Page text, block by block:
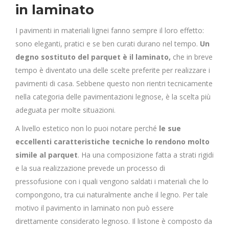
in laminato
I pavimenti in materiali lignei fanno sempre il loro effetto:
sono eleganti, pratici e se ben curati durano nel tempo. Un
degno sostituto del parquet è il laminato, che in breve
tempo è diventato una delle scelte preferite per realizzare i
pavimenti di casa. Sebbene questo non rientri tecnicamente
nella categoria delle pavimentazioni legnose, è la scelta più
adeguata per molte situazioni.
A livello estetico non lo puoi notare perché le sue
eccellenti caratteristiche tecniche lo rendono molto
simile al parquet. Ha una composizione fatta a strati rigidi
e la sua realizzazione prevede un processo di
pressofusione con i quali vengono saldati i materiali che lo
compongono, tra cui naturalmente anche il legno. Per tale
motivo il pavimento in laminato non può essere
direttamente considerato legnoso. Il listone è composto da